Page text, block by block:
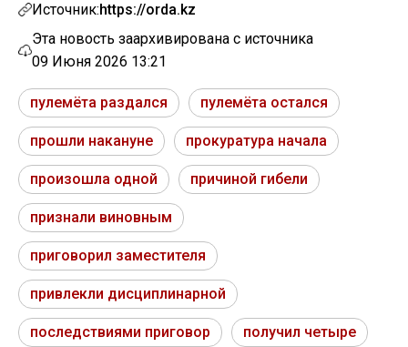
Источник:https://orda.kz
Эта новость заархивирована с источника
09 Июня 2026 13:21
пулемёта раздался пулемёта остался
прошли накануне прокуратура начала
произошла одной причиной гибели
признали виновным
приговорил заместителя
привлекли дисциплинарной
последствиями приговор получил четыре